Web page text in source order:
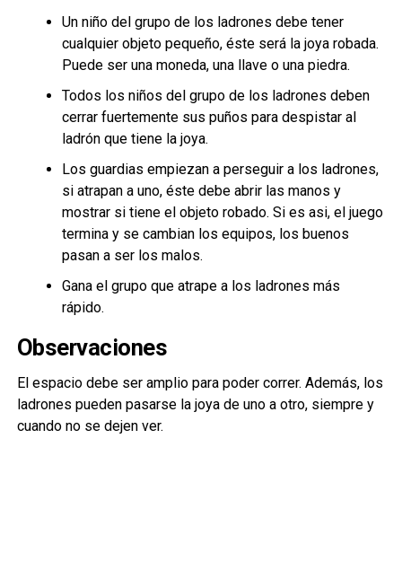
Un niño del grupo de los ladrones debe tener
cualquier objeto pequeño, éste será la joya robada.
Puede ser una moneda, una llave o una piedra.
Todos los niños del grupo de los ladrones deben
cerrar fuertemente sus puños para despistar al
ladrón que tiene la joya.
Los guardias empiezan a perseguir a los ladrones,
si atrapan a uno, éste debe abrir las manos y
mostrar si tiene el objeto robado. Si es asi, el juego
termina y se cambian los equipos, los buenos
pasan a ser los malos.
Gana el grupo que atrape a los ladrones más
rápido.
Observaciones
El espacio debe ser amplio para poder correr. Además, los
ladrones pueden pasarse la joya de uno a otro, siempre y
cuando no se dejen ver.